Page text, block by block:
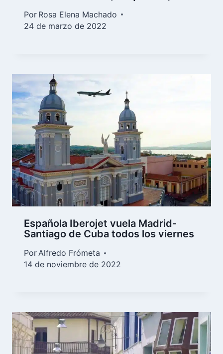
Por Rosa Elena Machado
24 de marzo de 2022
Española Iberojet vuela Madrid-
Santiago de Cuba todos los viernes
PorAlfredo Frómeta
14 de noviembre de 2022